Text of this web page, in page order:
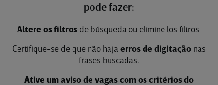
pode fazer:
Altere os filtros de búsqueda ou elimine los filtros.
Certifique-se de que não haja erros de digitação nas
frases buscadas.
Ative um aviso de vagas com os critérios do